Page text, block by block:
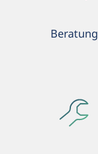
Beratung